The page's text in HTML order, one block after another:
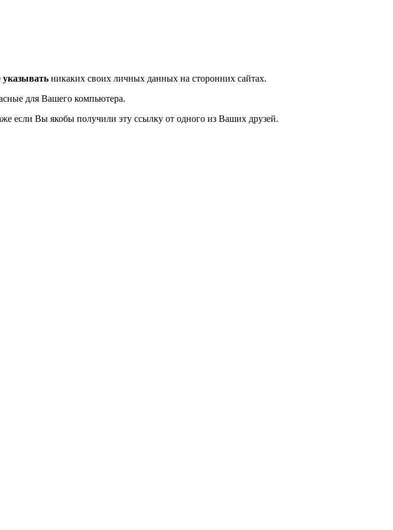
указывать никаких своих личных данных на сторонних сайтах.
для Вашего компьютера.
если Вы якобы получили эту ссылку от одного из Ваших друзей.